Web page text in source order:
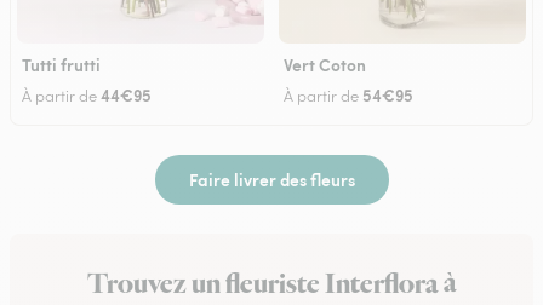
Tutti frutti
À partir de44€95
Vert Coton
À partir de 54€95
Faire livrer des fleurs
Trouvez un fleuriste Interflora à